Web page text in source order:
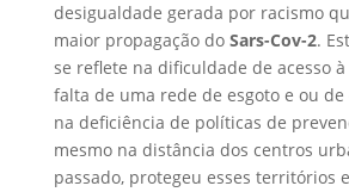
desigualdade gerada por racismo
maior propagação do Sars-Cov-2.
se reflete na dificuldade de acesso
falta de uma rede de esgoto e ou de
na deficiência de políticas de
mesmo na distância dos centros
passado, protegeu esses territórios